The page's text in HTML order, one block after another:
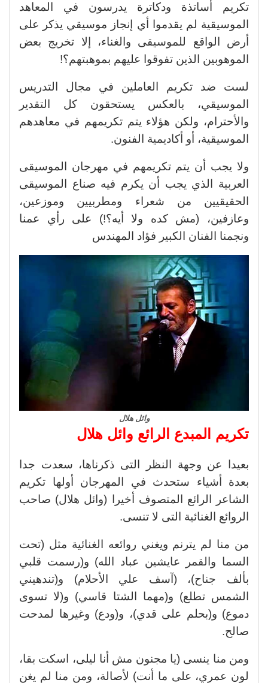
تكريم أساتذة ودكاترة يدرسون في المعاهد
الموسيقية لم يقدموا أي إنجاز موسيقي يذكر على
أرض الواقع للموسيقى والغناء، إلا تخريج بعض
الموهوبين الذين تفوقوا عليهم بموهبتهم؟!
لست ضد تكريم العاملين في مجال التدريس
الموسيقي، بالعكس يستحقون كل التقدير
والأحترام، ولكن هؤلاء يتم تكريمهم في معاهدهم
الموسيقية، أو أكاديمية الفنون.
ولا يجب أن يتم تكريمهم في مهرجان الموسيقى
العربية الذي يجب أن يكرم فيه صناع الموسيقى
الحقيقيين من شعراء ومطربيين وموزعين،
وعازفين، (مش كده ولا أيه؟!) على رأي عمنا
ونجمنا الفنان الكبير فؤاد المهندس
وائل هلال
تكريم المبدع الرائع وائل هلال
بعيدا عن وجهة النظر التى ذكرناها، سعدت جدا
بعدة أشياء ستحدث في المهرجان أولها تكريم
الشاعر الرائع المتصوف أخيرا (وائل هلال) صاحب
الروائع الغنائية التى لا تنسى.
من منا لم يترنم ويغني روائعه الغنائية مثل (تحت
السما والقمر عايشين عباد الله) و(رسمت قلبي
بألف جناح)، (آسف علي الأحلام) و(تندهيني
الشمس تطلع) و(مهما الشتا قاسي) و(لا تسوى
دموع) و(بحلم على قدي)، و(ودع) وغيرها لمدحت
صالح.
ومن منا ينسى (يا مجنون مش أنا ليلى، اسكت بقا،
لون عمري، على ما أنت) لأصالة، ومن منا لم يغن